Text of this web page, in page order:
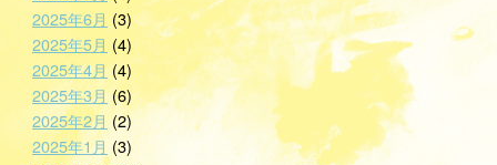
2025年6月 (3)
2025年5月 (4)
2025年4月(4)
2025年3月(6)
2025年2月 (2)
2025年1月 (3)